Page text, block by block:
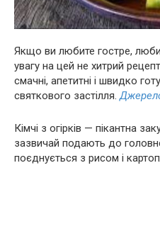
Якщо ви любите гостре,
увагу на цей не хитрий
смачні, апетитні і швидко
святкового застілля.
Кімчі з огірків — пікантна
зазвичай подають до
поєднується з рисом і